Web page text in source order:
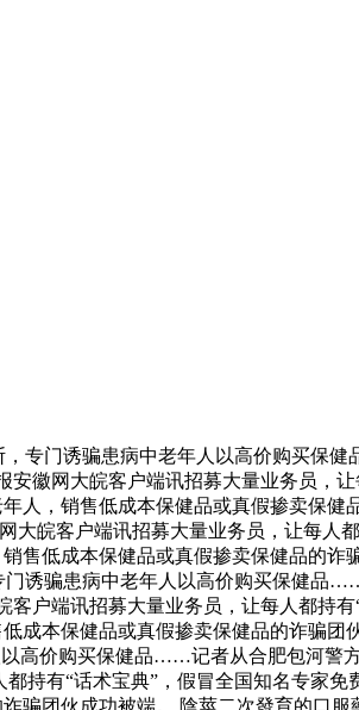
，专门诱骗患病中老年人以高价购买保
徽网大皖客户端讯招募大量业务员，让
，销售低成本保健品或真假掺卖保健
大皖客户端讯招募大量业务员，让每人
低成本保健品或真假掺卖保健品的诈
诱骗患病中老年人以高价购买保健品
客户端讯招募大量业务员，让每人都持
本保健品或真假掺卖保健品的诈骗团
高价购买保健品……记者从合肥包河警
持有“话术宝典”，假冒全国知名专家免
团伙成功被端。 陰莖二次發育的口服